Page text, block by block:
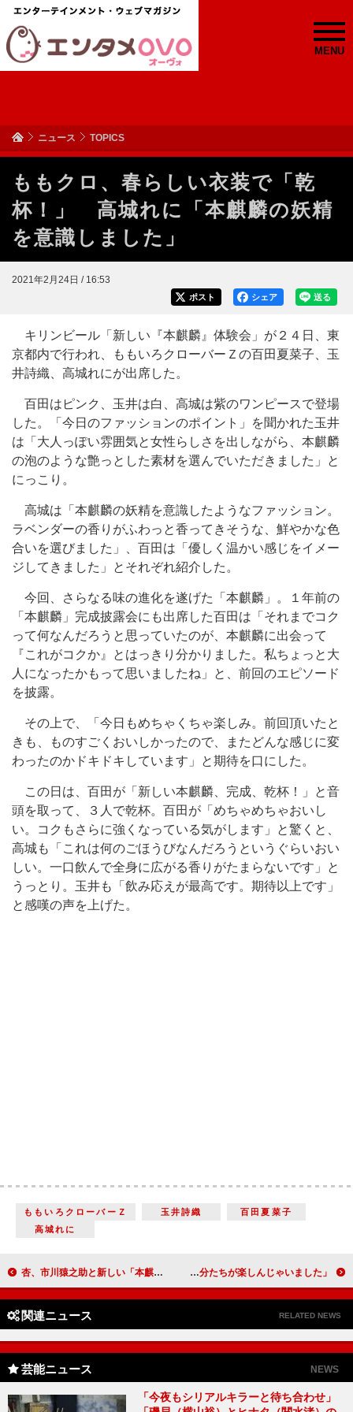
MENU
ニュース TOPICS
ももクロ、春らしい衣装で「乾
杯！」 高城れに「本麒麟の妖精
を意識しました」
2021年2月24日 / 16:53
送る
シェア
ポスト
キリンビール「新しい『本麒麟』体験会」が２４日、東
京都内で行われ、ももいろクローバーＺの百田夏菜子、玉
井詩織、高城れにが出席した。
百田はピンク、玉井は白、高城は紫のワンピースで登場
した。「今日のファッションのポイント」を聞かれた玉井
は「大人っぽい雰囲気と女性らしさを出しながら、本麒麟
の泡のような艶っとした素材を選んでいただきました」と
にっこり。
高城は「本麒麟の妖精を意識したようなファッション。
ラベンダーの香りがふわっと香ってきそうな、鮮やかな色
合いを選びました」、百田は「優しく温かい感じをイメー
ジしてきました」とそれぞれ紹介した。
今回、さらなる味の進化を遂げた「本麒麟」。１年前の
「本麒麟」完成披露会にも出席した百田は「それまでコク
って何なんだろうと思っていたのが、本麒麟に出会って
『これがコクか』とはっきり分かりました。私ちょっと大
人になったかもって思いましたね」と、前回のエピソード
を披露。
その上で、「今日もめちゃくちゃ楽しみ。前回頂いたと
きも、ものすごくおいしかったので、またどんな感じに変
わったのかドキドキしています」と期待を口にした。
この日は、百田が「新しい本麒麟、完成、乾杯！」と音
頭を取って、３人で乾杯。百田が「めちゃめちゃおいし
い。コクもさらに強くなっている気がします」と驚くと、
高城も「これは何のごほうびなんだろうというぐらいおい
しい。一口飲んで全身に広がる香りがたまらないです」と
うっとり。玉井も「飲み応えが最高です。期待以上です」
と感嘆の声を上げた。
ももいろクローバーＺ 玉井詩織
百田夏菜子
高城れに
杏、市川猿之助と新しい「本麒麟」をＰＲ 猿之助「僕もこういう役者になりたい」 モーニング娘。卒業後の３人が初集結！ 高橋愛「自分たちが楽しんじゃいました」
関連ニュース RELATED NEWS
芸能ニュース NEWS
「今夜もシリアルキラーと待ち合わせ」